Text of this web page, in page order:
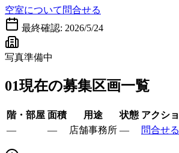
空室について問合せる
最終確認: 2026/5/24
写真準備中
01現在の募集区画一覧
階・部屋 面積 用途 状態 アクシ
—
— 店舗事務所 — 問合せる